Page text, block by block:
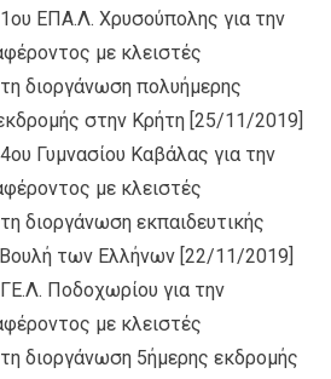
ΕΠΑ.Λ. Χρυσούπολης για την
με κλειστές
διοργάνωση πολυήμερης
στην Κρήτη [25/11/2019]
Γυμνασίου Καβάλας για την
με κλειστές
διοργάνωση εκπαιδευτικής
των Ελλήνων [22/11/2019]
Ποδοχωρίου για την
με κλειστές
διοργάνωση 5ήμερης εκδρομής